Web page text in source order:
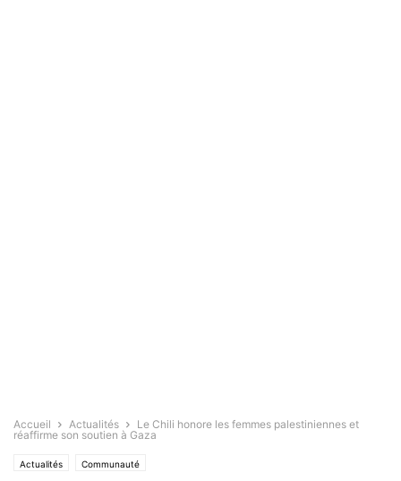
Accueil Actualités
Le Chili honore les femmes palestiniennes et
réaffirme son soutien à Gaza
Actualités Communauté